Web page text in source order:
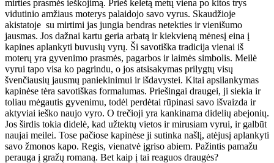
mirties prasmės ieškojimą. Prieš keletą metų viena po kitos trys
vidutinio amžiaus moterys palaidojo savo vyrus. Skaudžioje
akistatoje su mirtimi jas jungia bendras netekties ir vienišumo
jausmas. Jos dažnai kartu geria arbatą ir kiekvieną mėnesį eina į
kapines aplankyti buvusių vyrų. Ši savotiška tradicija vienai iš
moterų yra gyvenimo prasmės, pagarbos ir laimės simbolis. Meilė
vyrui tapo visa ko pagrindu, o jos atsisakymas prilygtų visų
švenčiausių jausmų paniekinimui ir išdavystei. Kitai apsilankymas
kapinėse tėra savotiškas formalumas. Priešingai draugei, ji siekia ir
toliau mėgautis gyvenimu, todėl perdėtai rūpinasi savo išvaizda ir
aktyviai ieško naujo vyro. O trečioji yra kankinama didelių abejonių.
Jos širdis tokia didelė, kad užtektų vietos ir mirusiam vyrui, ir galbūt
naujai meilei. Tose pačiose kapinėse ji sutinka našlį, atėjusį aplankyti
savo žmonos kapo. Regis, vienatvė įgriso abiem. Pažintis pamažu
perauga į gražų romaną. Bet kaip į tai reaguos draugės?